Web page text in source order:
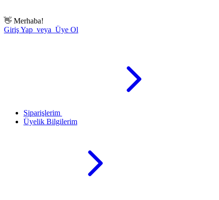
👋 Merhaba!
Giriş Yap veya Üye Ol
Siparişlerim
Üyelik Bilgilerim